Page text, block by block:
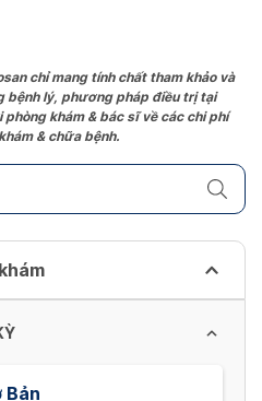
chỉ mang tính chất tham khảo và
bệnh lý, phương pháp điều trị tại
khám & bác sĩ về các chi phí
& chữa bệnh.
Bản